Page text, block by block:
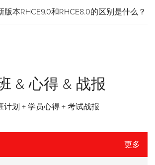
骤请收藏！
版本RHCE9.0和RHCE8.0的区别是什么？
& 心得 & 战报
计划 + 学员心得 + 考试战报
更多